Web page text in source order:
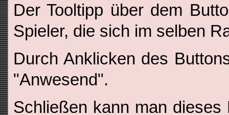
Der Tooltipp über dem
Spieler, die sich im selben
Durch Anklicken des
"Anwesend".
Schließen kann man